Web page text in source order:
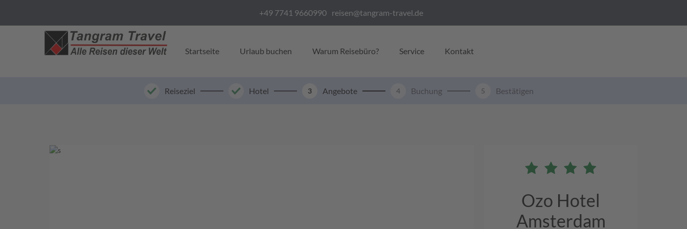
+49 7741 9660990 reisen@tangram-travel.de
Startseite Urlaub buchen Warum Reisebüro? Service Kontakt
Reiseziel Hotel 3 Angebote 4 Buchung 5 Bestätigen
Ozo Hotel
Amsterdam